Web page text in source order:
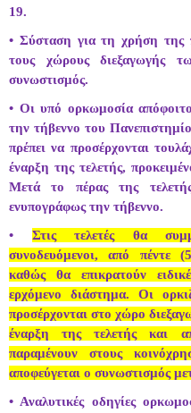
19.
• Σύσταση για τη χρήση της
τους χώρους διεξαγωγής
συνωστισμός.
• Οι υπό ορκωμοσία
την τήβεννο του
πρέπει να προσέρχονται
έναρξη της τελετής,
Μετά το πέρας της
ενυπογράφως την τήβεννο.
•
Στις τελετές θα
συνοδευόμενοι, από πέντε
καθώς θα επικρατούν
ερχόμενο διάστημα. Οι
προσέρχονται στο χώρο
έναρξη της τελετής και
παραμένουν στους
αποφεύγεται ο συνωστισμός
• Αναλυτικές οδηγίες